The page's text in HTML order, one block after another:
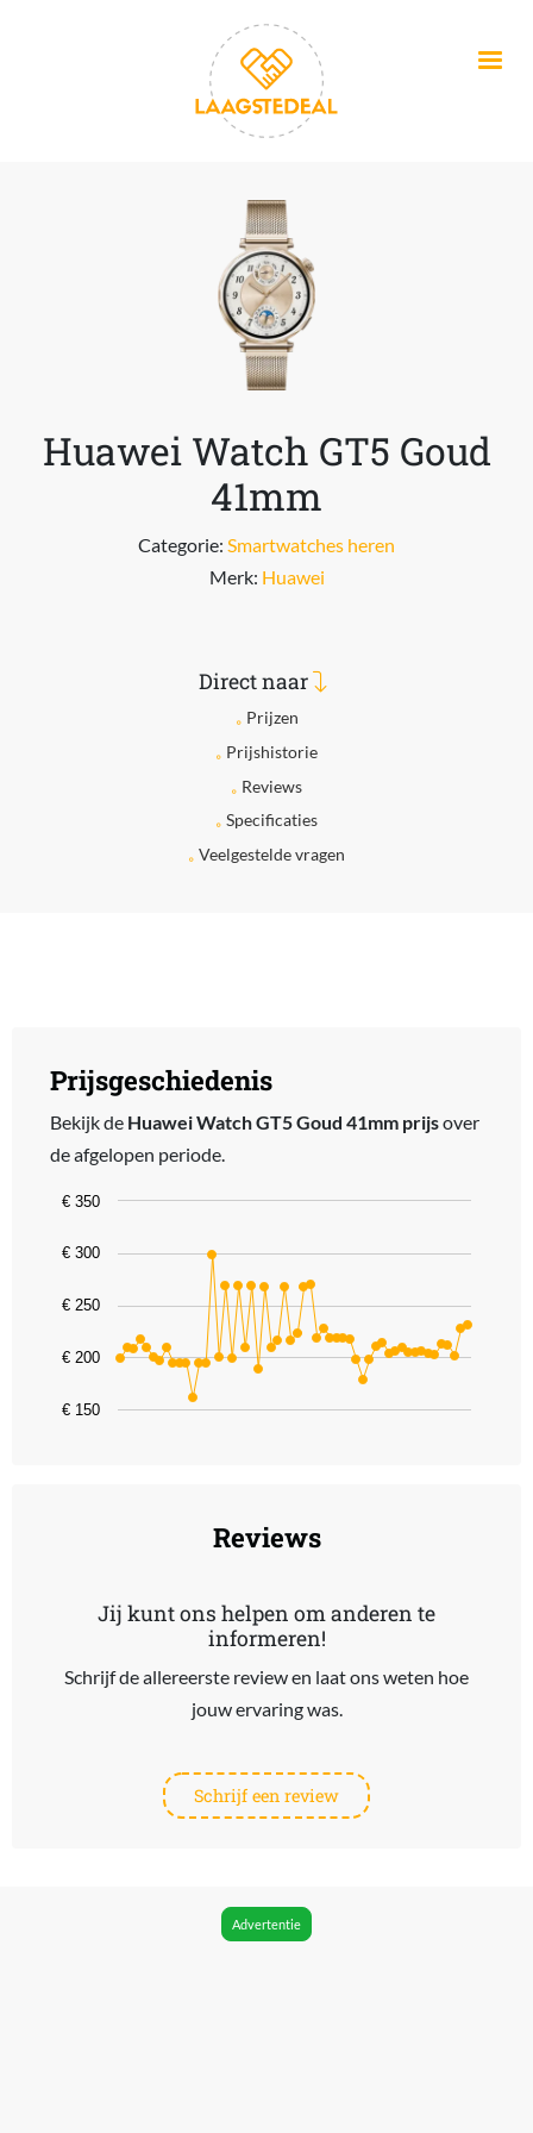
Huawei Watch GT5 Goud
41mm
Categorie: Smartwatches heren
Merk: Huawei
Direct naar
Prijzen
Prijshistorie
Reviews
Specificaties
Veelgestelde vragen
Prijsgeschiedenis
Bekijk de Huawei Watch GT5 Goud 41mm prijsover
de afgelopen periode.
Chart
Line chart with 54 data points.
The chart has 1 X axis displaying categories.
The chart has 1 Y axis displaying values. Data ranges from 161.15
€ 150
€ 200
€ 250
€ 300
€ 350
Reviews
Jij kunt ons helpen om anderen te
informeren!
Schrijf de allereerste review en laat ons weten hoe
jouw ervaring was.
Schrijf een review
Advertentie